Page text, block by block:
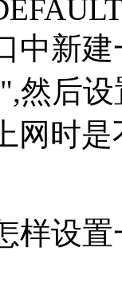
中新建
然后
网时
样设